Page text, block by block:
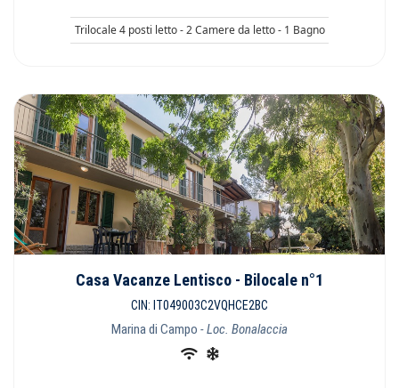
Trilocale 4 posti letto - 2 Camere da letto - 1 Bagno
Casa Vacanze Lentisco - Bilocale n°1
CIN: IT049003C2VQHCE2BC
Marina di Campo - Loc. Bonalaccia